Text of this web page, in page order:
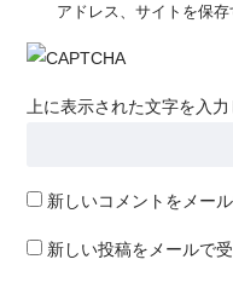
アドレス、サイトを保存
上に表示された文字を入力
新しいコメントをメー
新しい投稿をメールで